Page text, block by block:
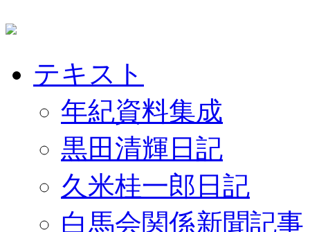
テキスト
年紀資料集成
黒田清輝日記
久米桂一郎日記
白馬会関係新聞記事